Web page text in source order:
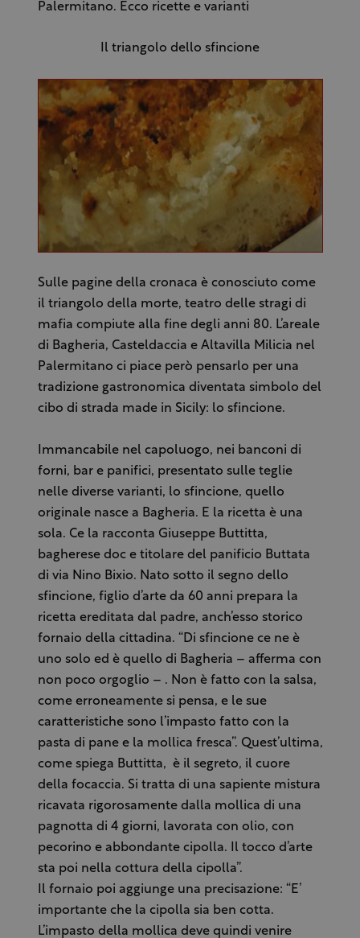
Palermitano. Ecco ricette e varianti
Il triangolo dello sfincione
Sulle pagine della cronaca è conosciuto come
il triangolo della morte, teatro delle stragi di
mafia compiute alla fine degli anni 80. L’areale
di Bagheria, Casteldaccia e Altavilla Milicia nel
Palermitano ci piace però pensarlo per una
tradizione gastronomica diventata simbolo del
cibo di strada made in Sicily: lo sfincione.
Immancabile nel capoluogo, nei banconi di
forni, bar e panifici, presentato sulle teglie
nelle diverse varianti, lo sfincione, quello
originale nasce a Bagheria. E la ricetta è una
sola. Ce la racconta Giuseppe Buttitta,
bagherese doc e titolare del panificio Buttata
di via Nino Bixio. Nato sotto il segno dello
sfincione, figlio d’arte da 60 anni prepara la
ricetta ereditata dal padre, anch’esso storico
fornaio della cittadina. “Di sfincione ce ne è
uno solo ed è quello di Bagheria – afferma con
non poco orgoglio – . Non è fatto con la salsa,
come erroneamente si pensa, e le sue
caratteristiche sono l’impasto fatto con la
pasta di pane e la mollica fresca”. Quest’ultima,
come spiega Buttitta, è il segreto, il cuore
della focaccia. Si tratta di una sapiente mistura
ricavata rigorosamente dalla mollica di una
pagnotta di 4 giorni, lavorata con olio, con
pecorino e abbondante cipolla. Il tocco d’arte
sta poi nella cottura della cipolla”.
Il fornaio poi aggiunge una precisazione: “E’
importante che la cipolla sia ben cotta.
L’impasto della mollica deve quindi venire